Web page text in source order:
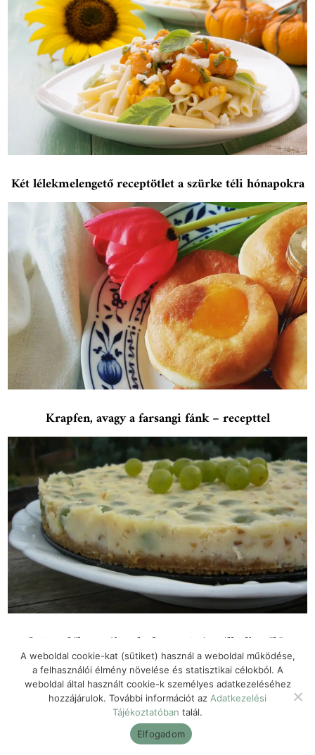
Két lélekmelengető receptötlet a szürke téli hónapokra
Krapfen, avagy a farsangi fánk – recepttel
Szüretelők tortája – kedvenc sütés nélküli szőlős
receptünk
A weboldal cookie-kat (sütiket) használ a weboldal működése,
a felhasználói élmény növelése és statisztikai célokból. A
weboldal által használt cookie-k személyes adatkezeléséhez
hozzájárulok. További információt az Adatkezelési
Tájékoztatóban talál.
Elfogadom